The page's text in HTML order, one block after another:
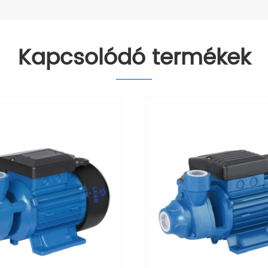
Kapcsolódó termékek